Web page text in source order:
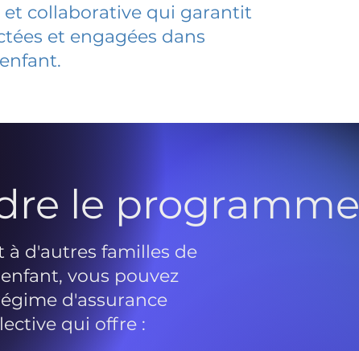
collaborative qui garantit
et engagées dans
le programme
à d'autres familles de
vous pouvez
d'assurance
qui offre :